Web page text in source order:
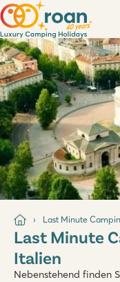
Last Minute
Last Minute
Italien
Nebenstehend finden